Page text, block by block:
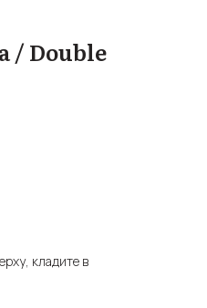
/ Double
кладите в